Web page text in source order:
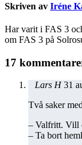
Skriven av Iréne
Har varit i FAS 3
om FAS 3 på
17
Lars H 31
Två saker
– Valfritt. Vill
– Ta bort